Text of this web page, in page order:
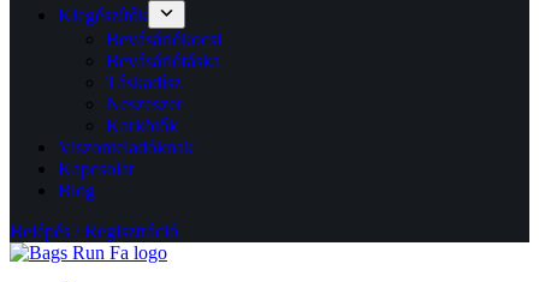
Kiegészítők
Bevásárlókocsi
Bevásárlótáska
Táskadísz
Neszeszer
Karkötők
Viszonteladóknak
Kapcsolat
Blog
Belépés / Regisztráció